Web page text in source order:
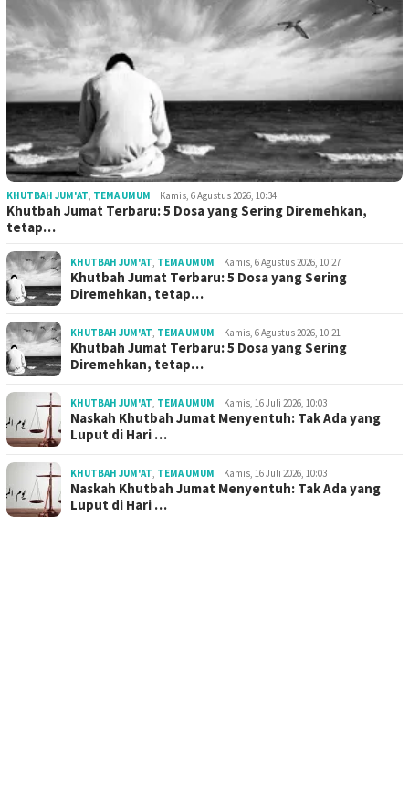
KHUTBAH JUM'AT, TEMA UMUM Kamis, 6 Agustus 2026, 10:34
Khutbah Jumat Terbaru: 5 Dosa yang Sering Diremehkan,
tetap…
KHUTBAH JUM'AT, TEMA UMUM Kamis, 6 Agustus 2026, 10:27
Khutbah Jumat Terbaru: 5 Dosa yang Sering
Diremehkan, tetap…
KHUTBAH JUM'AT, TEMA UMUM Kamis, 6 Agustus 2026, 10:21
Khutbah Jumat Terbaru: 5 Dosa yang Sering
Diremehkan, tetap…
KHUTBAH JUM'AT, TEMA UMUM Kamis, 16 Juli 2026, 10:03
Naskah Khutbah Jumat Menyentuh: Tak Ada yang
Luput di Hari …
KHUTBAH JUM'AT, TEMA UMUM Kamis, 16 Juli 2026, 10:03
Naskah Khutbah Jumat Menyentuh: Tak Ada yang
Luput di Hari …